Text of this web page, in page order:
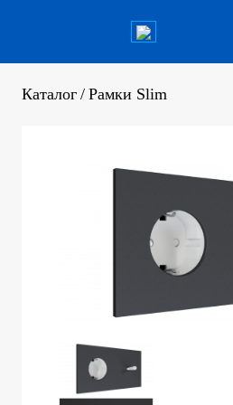
Каталог / Рамки Slim